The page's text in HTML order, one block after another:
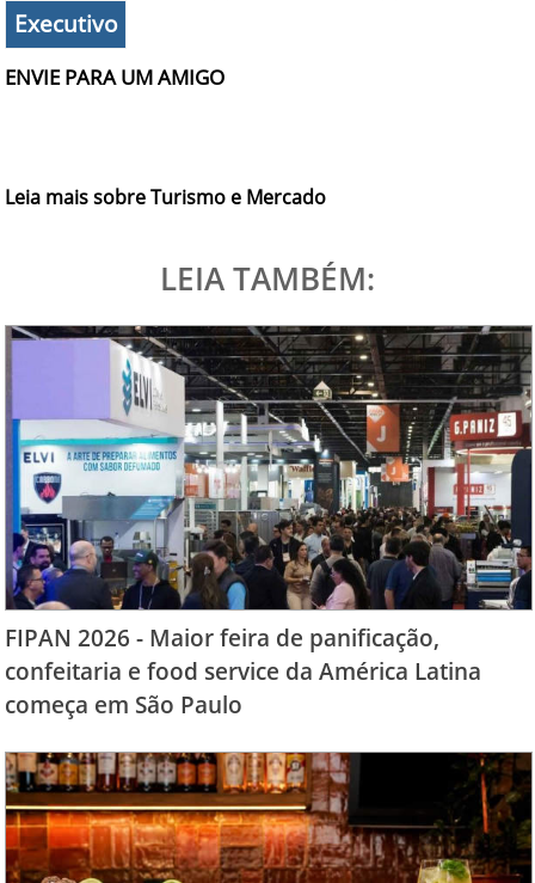
Executivo
ENVIE PARA UM AMIGO
Leia mais sobre Turismo e Mercado
LEIA TAMBÉM:
FIPAN 2026 - Maior feira de panificação,
confeitaria e food service da América Latina
começa em São Paulo